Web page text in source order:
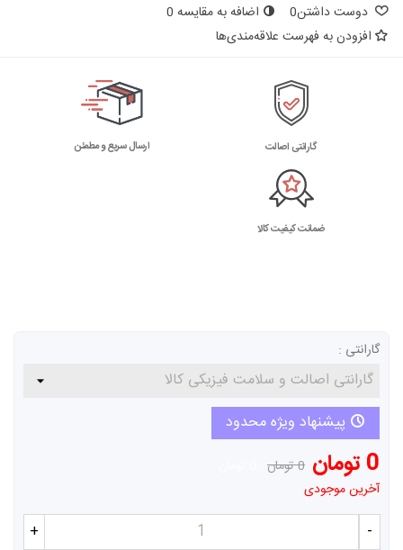
دوست داشتن0 اضافه به مقایسه 0
افزودن به فهرست علاقه‌مندی‌ها
گارانتی اصالت ارسال سریع و مطمئن
ضمانت کیفیت کالا
گارانتی :
پیشنهاد ویژه محدود
0 تومان 0 تومان
آخرین موجودی
-
+